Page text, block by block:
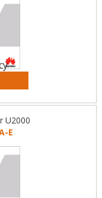
U2000
E